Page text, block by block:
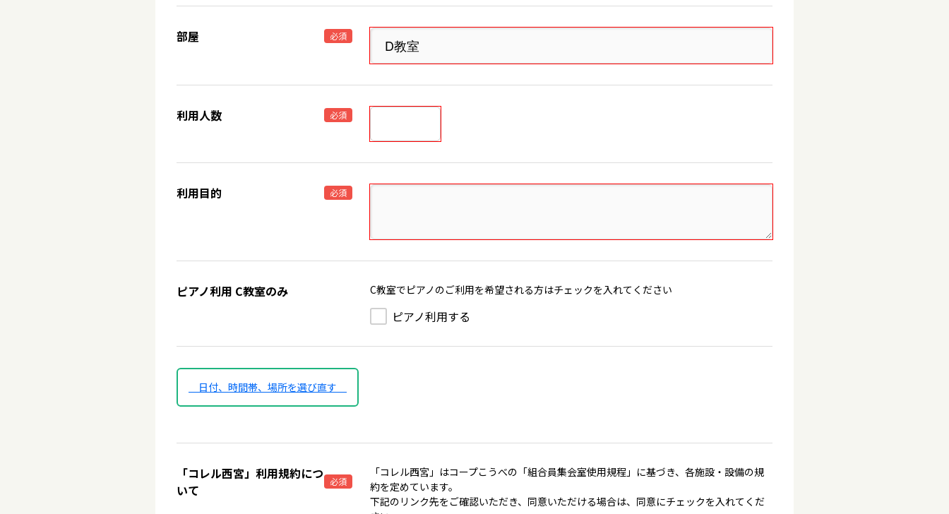
部屋 必須
利用人数 必須
利用目的 必須
ピアノ利用 C教室のみ C教室でピアノのご利用を希望される方はチェックを入れてください
ピアノ利用する
日付、時間帯、場所を選び直す
「コレル西宮」利用規約につ
いて
必須
「コレル西宮」はコープこうべの「組合員集会室使用規程」に基づき、各施設・設備の規
約を定めています。
下記のリンク先をご確認いただき、同意いただける場合は、同意にチェックを入れてくだ